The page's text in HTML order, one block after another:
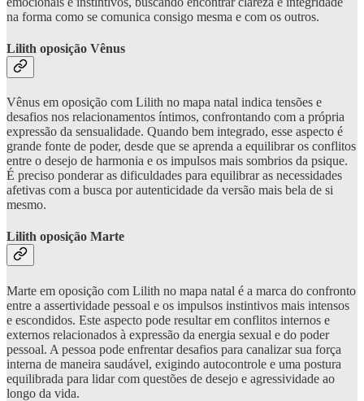
na forma como se comunica consigo mesma e com os outros.
Lilith oposição Vênus
Vênus em oposição com Lilith no mapa natal indica tensões e
desafios nos relacionamentos íntimos, confrontando com a própria
expressão da sensualidade. Quando bem integrado, esse aspecto é
grande fonte de poder, desde que se aprenda a equilibrar os conflitos
entre o desejo de harmonia e os impulsos mais sombrios da psique.
É preciso ponderar as dificuldades para equilibrar as necessidades
afetivas com a busca por autenticidade da versão mais bela de si
mesmo.
Lilith oposição Marte
Marte em oposição com Lilith no mapa natal é a marca do confronto
entre a assertividade pessoal e os impulsos instintivos mais intensos
e escondidos. Este aspecto pode resultar em conflitos internos e
externos relacionados à expressão da energia sexual e do poder
pessoal. A pessoa pode enfrentar desafios para canalizar sua força
interna de maneira saudável, exigindo autocontrole e uma postura
equilibrada para lidar com questões de desejo e agressividade ao
longo da vida.